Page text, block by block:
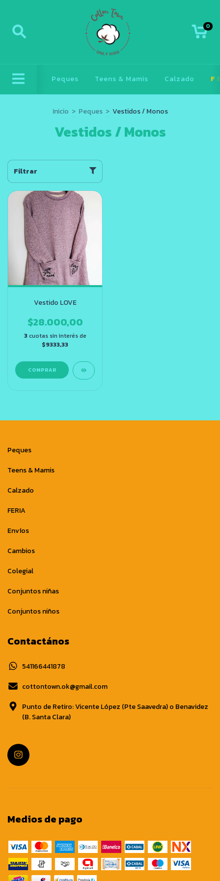
0
Peques Teens & Mamis Calzado
Inicio > Peques > Vestidos / Monos
Vestidos / Monos
Filtrar
Vestido LOVE
$28.000,00
3cuotas sin interés de
$9333,33
COMPRAR
Peques
Teens & Mamis
Calzado
FERIA
Envíos
Cambios
Colegial
Conjuntos niñas
Conjuntos niños
Contactános
541166441878
cottontown.ok@gmail.com
Punto de Retiro: Vicente López (Pte Saavedra) o Benavidez
(B. Santa Clara)
Medios de pago